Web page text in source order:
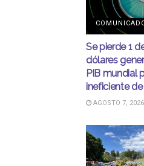
Se pierde 1
dólares
PIB mundial
ineficiente
AGOSTO 7, 2026